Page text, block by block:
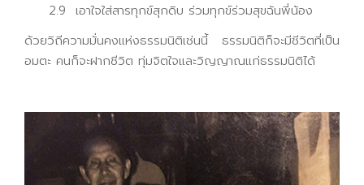
2.9 เอาใจใส่สารทุกข์สุกดิบ ร่วมทุกข์ร่วมสุขฉันพี่น้อง
ด้วยวิถีความมั่นคงแห่งธรรมนิติเช่นนี้ ธรรมนิติก็จะมีชีวิตที่เป็น
อมตะ คนก็จะฝากชีวิต ทุ่มจิตใจและวิญญาณแก่ธรรมนิติได้